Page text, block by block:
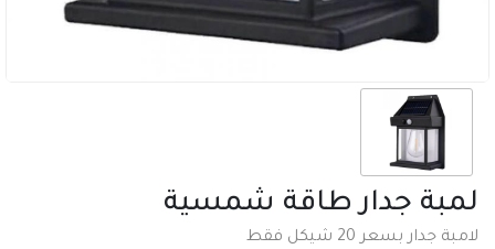
لمبة جدار طاقة شمسية
لامبة جدار بسعر 20 شيكل فقط